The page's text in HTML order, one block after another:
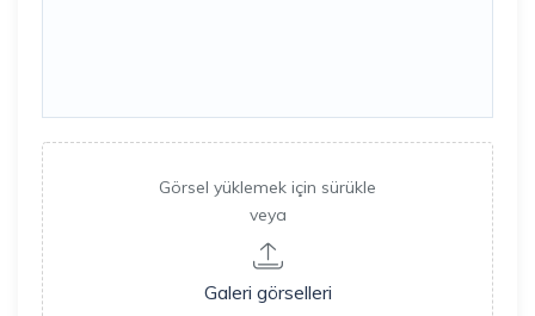
Görsel yüklemek için sürükle
veya
Galeri görselleri